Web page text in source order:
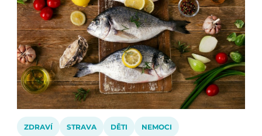
ZDRAVÍ STRAVA DĚTI NEMOCI